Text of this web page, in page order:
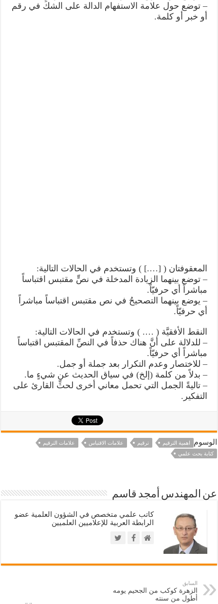
– توضع حول علامة الاستفهام الدالة على الشكِّ في رقم
أو خبر أو كلمة.
المعقوفتان ( [….] ) وتستخدم في الحالات التالية:
– توضع بينهما الزيادة المدخلة في نصٍّ مقتبس اقتباساً
مباشراً أي حرفيّاً.
– يوضع بينهما التصحيحُ في نص مقتبس اقتباساً مباشراً
أي حرفيّاً.
النقط الأفقيَّة ( …. ) وتستخدم في الحالات التالية:
– للدلالة على أنَّ هناك حذفاً في النصِّ المقتبس اقتباساً
مباشراً أي حرفيّاً.
– للاختصار وعدم التكرار بعد جملة أو جمل.
– بدلاً من كلمة (إلخ) في سياق الحديث عن شيءٍ ما.
– تاليةً الجمل التي تحمل معاني أخرى لحثِّ القارئ على
التفكير.
الوسوم اهمية الترقيم ترقيم علامات الاقتباس
علامات الترقيم
كتابة بحث علمي
عن المهندس أمجد قاسم
كاتب علمي متخصص في الشؤون العلمية عضو
الرابطة العربية للإعلاميين العلميين
السابق
الزهرة كوكب من الجحيم يومه
أطول من سنته